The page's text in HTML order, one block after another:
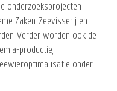
onderzoeksprojecten
Zaken, Zeevisserij en
Verder worden ook de
productie,
onder